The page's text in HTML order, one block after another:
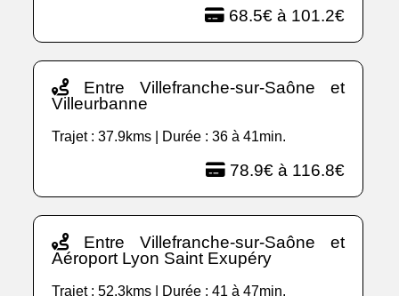
68.5€ à 101.2€
Entre Villefranche-sur-Saône et
Villeurbanne
Trajet : 37.9kms | Durée : 36 à 41min.
78.9€ à 116.8€
Entre Villefranche-sur-Saône et
Aéroport Lyon Saint Exupéry
Trajet : 52.3kms | Durée : 41 à 47min.